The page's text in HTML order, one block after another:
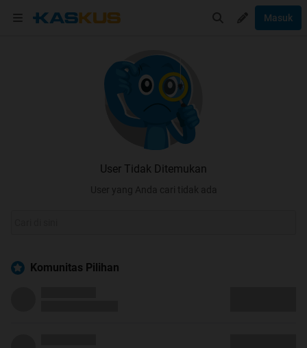
Masuk
User Tidak Ditemukan
User yang Anda cari tidak ada
Komunitas Pilihan